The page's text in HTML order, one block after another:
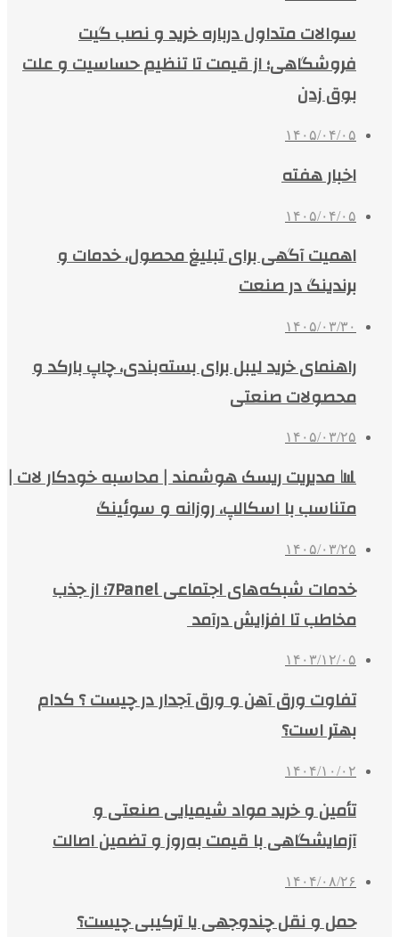
سوالات متداول درباره خرید و نصب گیت
فروشگاهی؛ از قیمت تا تنظیم حساسیت و علت
بوق زدن
۱۴۰۵/۰۴/۰۵
اخبار هفته
۱۴۰۵/۰۴/۰۵
اهمیت آگهی برای تبلیغ محصول، خدمات و
برندینگ در صنعت
۱۴۰۵/۰۳/۳۰
راهنمای خرید لیبل برای بسته‌بندی، چاپ بارکد و
محصولات صنعتی
۱۴۰۵/۰۳/۲۵
📊 مدیریت ریسک هوشمند | محاسبه خودکار لات |
متناسب با اسکالپ، روزانه و سوئینگ
۱۴۰۵/۰۳/۲۵
خدمات شبکه‌های اجتماعی 7Panel؛ از جذب
مخاطب تا افزایش درآمد
۱۴۰۳/۱۲/۰۵
تفاوت ورق آهن و ورق آجدار در چیست ؟ کدام
بهتر است؟
۱۴۰۴/۱۰/۰۲
تأمین و خرید مواد شیمیایی صنعتی و
آزمایشگاهی با قیمت به‌روز و تضمین اصالت
۱۴۰۴/۰۸/۲۶
حمل و نقل چندوجهی یا ترکیبی چیست؟